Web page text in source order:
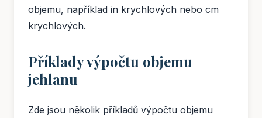
objemu, například in krychlových nebo cm
krychlových.
Příklady výpočtu objemu
jehlanu
Zde jsou několik příkladů výpočtu objemu